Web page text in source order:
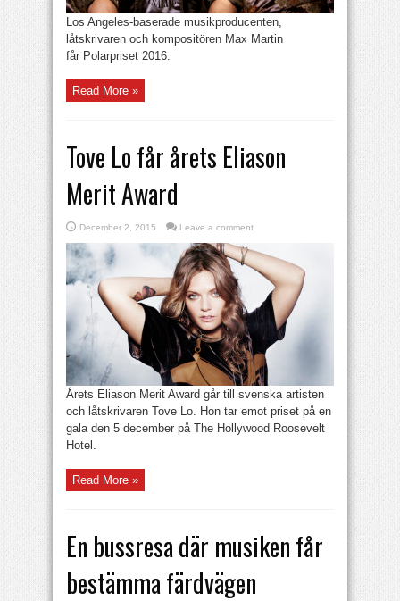
Los Angeles-baserade musikproducenten,
låtskrivaren och kompositören Max Martin
får Polarpriset 2016.
Read More »
Tove Lo får årets Eliason
Merit Award
December 2, 2015 Leave a comment
Årets Eliason Merit Award går till svenska artisten
och låtskrivaren Tove Lo. Hon tar emot priset på en
gala den 5 december på The Hollywood Roosevelt
Hotel.
Read More »
En bussresa där musiken får
bestämma färdvägen